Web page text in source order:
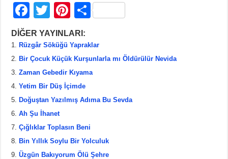
F
a
c
e
b
o
o
k
T
wi
tt
er
Pi
nt
er
e
st
S
ar
e
DİĞER YAYINLARI:
Rüzgâr Söküğü Yapraklar
Bir Çocuk Küçük Kurşunlarla mı Öldürülür Nevida
Zaman Gebedir Kıyama
Yetim Bir Düş İçimde
Doğuştan Yazılmış Adıma Bu Sevda
Ah Şu İhanet
Çığlıklar Toplasın Beni
Bin Yıllık Soylu Bir Yolculuk
Üzgün Bakıyorum Ölü Şehre